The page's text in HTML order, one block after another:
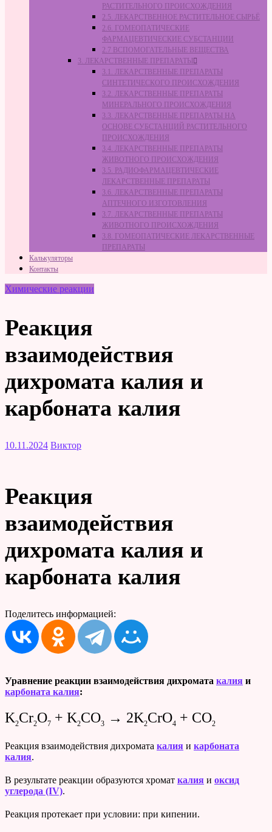
РАСТИТЕЛЬНОГО ПРОИСХОЖДЕНИЯ
2.5. ЛЕКАРСТВЕННОЕ РАСТИТЕЛЬНОЕ СЫРЬЁ
2.6. ГОМЕОПАТИЧЕСКИЕ
ФАРМАЦЕВТИЧЕСКИЕ СУБСТАНЦИИ
2.7 ВСПОМОГАТЕЛЬНЫЕ ВЕЩЕСТВА
3. ЛЕКАРСТВЕННЫЕ ПРЕПАРАТЫ
3.1. ЛЕКАРСТВЕННЫЕ ПРЕПАРАТЫ
СИНТЕТИЧЕСКОГО ПРОИСХОЖДЕНИЯ
3.2. ЛЕКАРСТВЕННЫЕ ПРЕПАРАТЫ
МИНЕРАЛЬНОГО ПРОИСХОЖДЕНИЯ
3.3. ЛЕКАРСТВЕННЫЕ ПРЕПАРАТЫ НА
ОСНОВЕ СУБСТАНЦИЙ РАСТИТЕЛЬНОГО
ПРОИСХОЖДЕНИЯ
3.4. ЛЕКАРСТВЕННЫЕ ПРЕПАРАТЫ
ЖИВОТНОГО ПРОИСХОЖДЕНИЯ
3.5. РАДИОФАРМАЦЕВТИЧЕСКИЕ
ЛЕКАРСТВЕННЫЕ ПРЕПАРАТЫ
3.6. ЛЕКАРСТВЕННЫЕ ПРЕПАРАТЫ
АПТЕЧНОГО ИЗГОТОВЛЕНИЯ
3.7. ЛЕКАРСТВЕННЫЕ ПРЕПАРАТЫ
ЖИВОТНОГО ПРОИСХОЖДЕНИЯ
3.8. ГОМЕОПАТИЧЕСКИЕ ЛЕКАРСТВЕННЫЕ
ПРЕПАРАТЫ
Калькуляторы
Контакты
Химические реакции
Реакция
взаимодействия
дихромата калия и
карбоната калия
10.11.2024 Виктор
Реакция
взаимодействия
дихромата калия и
карбоната калия
Поделитесь информацией:
Уравнение реакции взаимодействия дихромата калия и
карбоната калия:
K2Cr2O7 + K2CO3 → 2K2CrO4 + CO2
Реакция взаимодействия дихромата калия и карбоната
калия.
В результате реакции образуются хромат калия и оксид
углерода (IV).
Реакция протекает при условии: при кипении.